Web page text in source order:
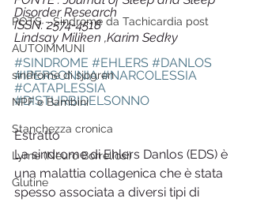
POTS - Sindrome da Tachicardia post
AUTOIMMUNI
sindrome di sjogren
NPF e Bambini
Stanchezza cronica
Lyme (Neuro Borreliosi)
Glutine
Disorder Research
ISSN: 2574-4518
Lindsay Miliken ,Karim Sedky
#SINDROME #EHLERS #DANLOS
#IPERSONNIA #NARCOLESSIA
#CATAPLESSIA
#DISTURBIDELSONNO
Estratto
La sindrome di Ehlers Danlos (EDS) è
una malattia collagenica che è stata
spesso associata a diversi tipi di